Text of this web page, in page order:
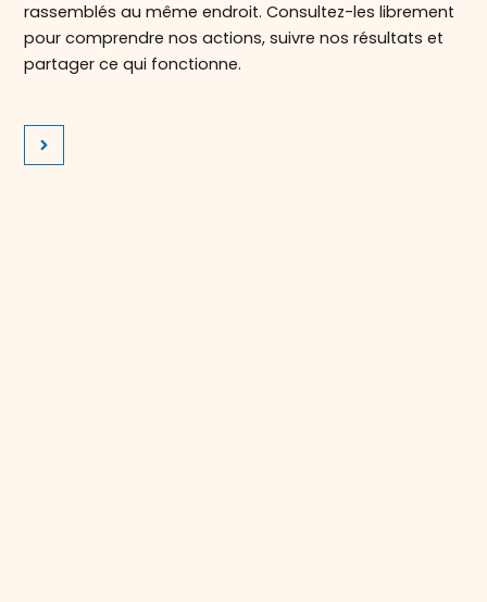
rassemblés au même endroit. Consultez-les librement
pour comprendre nos actions, suivre nos résultats et
partager ce qui fonctionne.